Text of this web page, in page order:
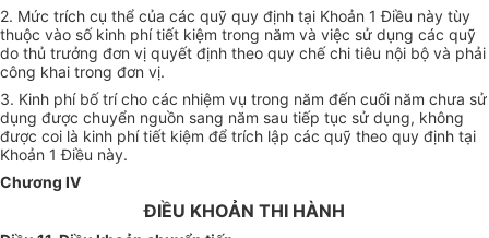
2. Mức trích cụ thể của các quỹ quy định tại Khoản 1 Điều này tùy
thuộc vào số kinh phí tiết kiệm trong năm và việc sử dụng các quỹ
do thủ trưởng đơn vị quyết định theo quy chế chi tiêu nội bộ và phải
công khai trong đơn vị.
3. Kinh phí bố trí cho các nhiệm vụ trong năm đến cuối năm chưa sử
dụng được chuyển nguồn sang năm sau tiếp tục sử dụng, không
được coi là kinh phí tiết kiệm để trích lập các quỹ theo quy định tại
Khoản 1 Điều này.
Chương IV
ĐIỀU KHOẢN THI HÀNH